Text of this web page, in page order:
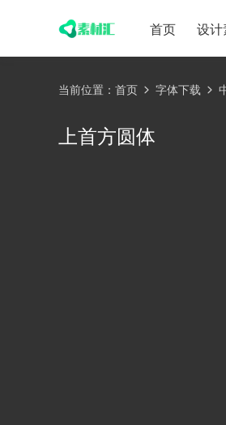
首页 设计
当前位置： 首页 字体下载
上首方圆体